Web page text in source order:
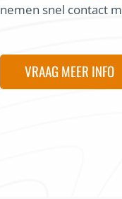
nemen snel contact
VRAAG MEER INFO